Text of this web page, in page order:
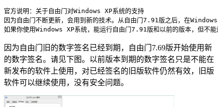
官方说明：关于自由门对Windows XP系统的支持
因为自由门不断更新，会用到新的技术。从自由门7.91版之后，在
如果你使用Windows XP系统，能运行自由门7.91版和以前的版本，但不
因为自由门旧的数字签名已经到期，自由门7.69版开始使用新
的数字签名。请见下图。以前版本到期的数字签名只是不能在
新发布的软件上使用，对已经签名的旧版软件仍然有效，旧版
软件可以继续使用，没有安全问题。